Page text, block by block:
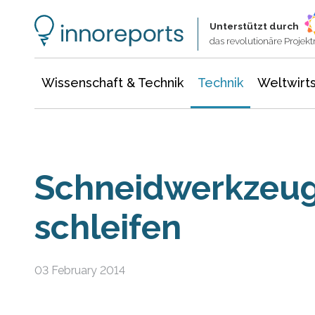
Unterstützt durch
das revolutionäre
Wissenschaft & Technik Technik
schleifen
03 February 2014